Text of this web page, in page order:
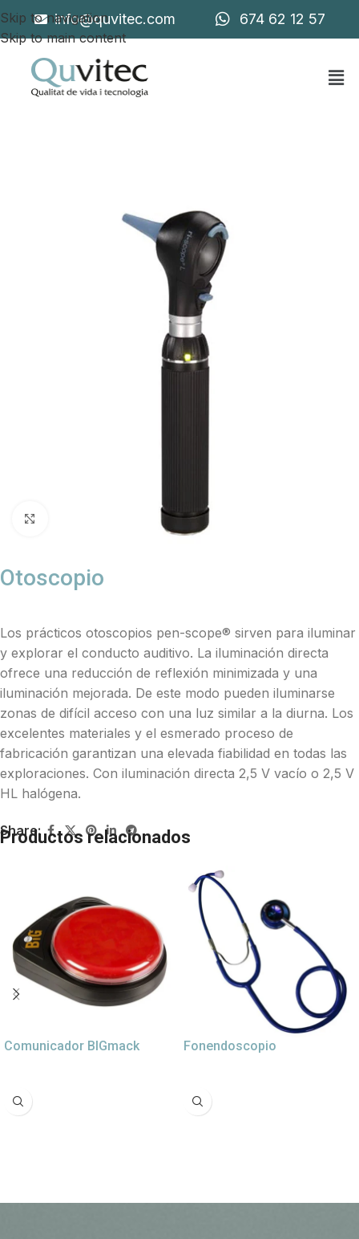
Skip to navigation
Skip to main content
info@quvitec.com 674 62 12 57
Otoscopio
Los prácticos otoscopios pen-scope® sirven para iluminar
y explorar el conducto auditivo. La iluminación directa
ofrece una reducción de reflexión minimizada y una
iluminación mejorada. De este modo pueden iluminarse
zonas de difícil acceso con una luz similar a la diurna. Los
excelentes materiales y el esmerado proceso de
fabricación garantizan una elevada fiabilidad en todas las
exploraciones. Con iluminación directa 2,5 V vacío o 2,5 V
HL halógena.
Share:
Productos relacionados
Comunicador BIGmack Fonendoscopio